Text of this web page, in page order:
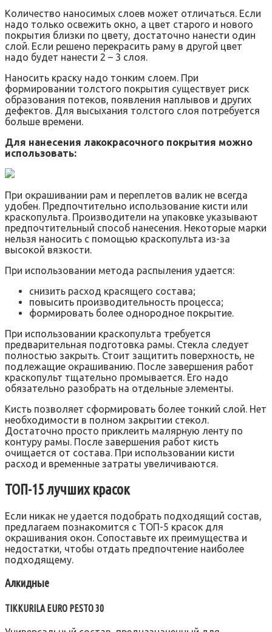
Количество наносимых слоев может отличаться. Если
надо только освежить окно, а цвет старого и нового
покрытия близки по цвету, достаточно нанести один
слой. Если решено перекрасить раму в другой цвет
надо будет нанести 2 – 3 слоя.
Наносить краску надо тонким слоем. При
формировании толстого покрытия существует риск
образования потеков, появления наплывов и других
дефектов. Для высыхания толстого слоя потребуется
больше времени.
Для нанесения лакокрасочного покрытия можно
использовать:
При окрашивании рам и переплетов валик не всегда
удобен. Предпочтительно использование кисти или
краскопульта. Производители на упаковке указывают
предпочтительный способ нанесения. Некоторые марки
нельзя наносить с помощью краскопульта из-за
высокой вязкости.
При использовании метода распыления удается:
снизить расход красящего состава;
повысить производительность процесса;
формировать более однородное покрытие.
При использовании краскопульта требуется
предварительная подготовка рамы. Стекла следует
полностью закрыть. Стоит защитить поверхность, не
подлежащие окрашиванию. После завершения работ
краскопульт тщательно промывается. Его надо
обязательно разобрать на отдельные элементы.
Кисть позволяет сформировать более тонкий слой. Нет
необходимости в полном закрытии стекол.
Достаточно просто приклеить малярную ленту по
контуру рамы. После завершения работ кисть
очищается от состава. При использовании кисти
расход и временные затраты увеличиваются.
ТОП-15 лучших красок
Если никак не удается подобрать подходящий состав,
предлагаем познакомится с ТОП-5 красок для
окрашивания окон. Сопоставьте их преимущества и
недостатки, чтобы отдать предпочтение наиболее
подходящему.
Алкидные
TIKKURILA EURO PESTO 30